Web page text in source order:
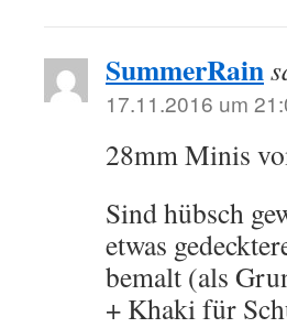
SummerRain
17.11.2016 um
28mm Minis
Sind hübsch
etwas
bemalt (als
+ Khaki für